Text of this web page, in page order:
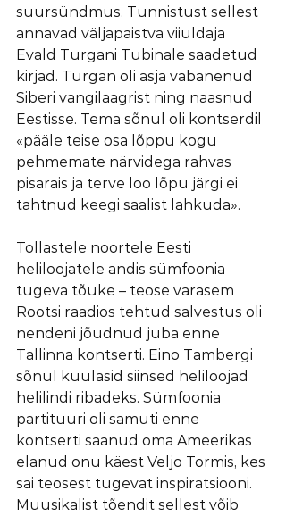
suursündmus. Tunnistust sellest
annavad väljapaistva viiuldaja
Evald Turgani Tubinale saadetud
kirjad. Turgan oli äsja vabanenud
Siberi vangilaagrist ning naasnud
Eestisse. Tema sõnul oli kontserdil
«pääle teise osa lõppu kogu
pehmemate närvidega rahvas
pisarais ja terve loo lõpu järgi ei
tahtnud keegi saalist lahkuda».
Tollastele noortele Eesti
heliloojatele andis sümfoonia
tugeva tõuke – teose varasem
Rootsi raadios tehtud salvestus oli
nendeni jõudnud juba enne
Tallinna kontserti. Eino Tambergi
sõnul kuulasid siinsed heliloojad
helilindi ribadeks. Sümfoonia
partituuri oli samuti enne
kontserti saanud oma Ameerikas
elanud onu käest Veljo Tormis, kes
sai teosest tugevat inspiratsiooni.
Muusikalist tõendit sellest võib